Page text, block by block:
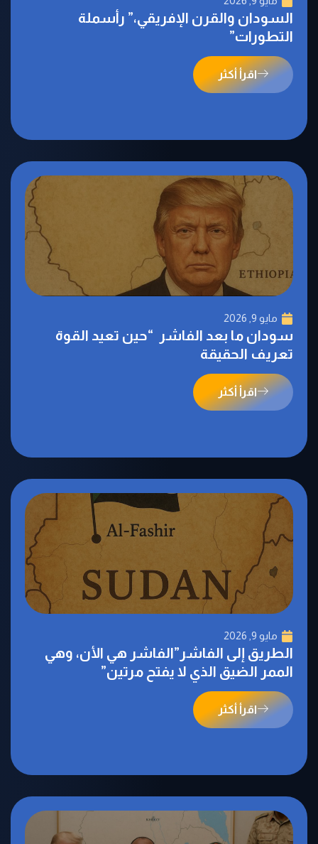
‬التطورات‭”‬
اقرأ أكثر
مايو 9, 2026
سودان ما بعد الفاشر “حين تعيد القوة
تعريف الحقيقة
اقرأ أكثر
مايو 9, 2026
الطريق إلى الفاشر”الفاشر هي الأن، وهي
الممر الضيق الذي لا يفتح مرتين”
اقرأ أكثر